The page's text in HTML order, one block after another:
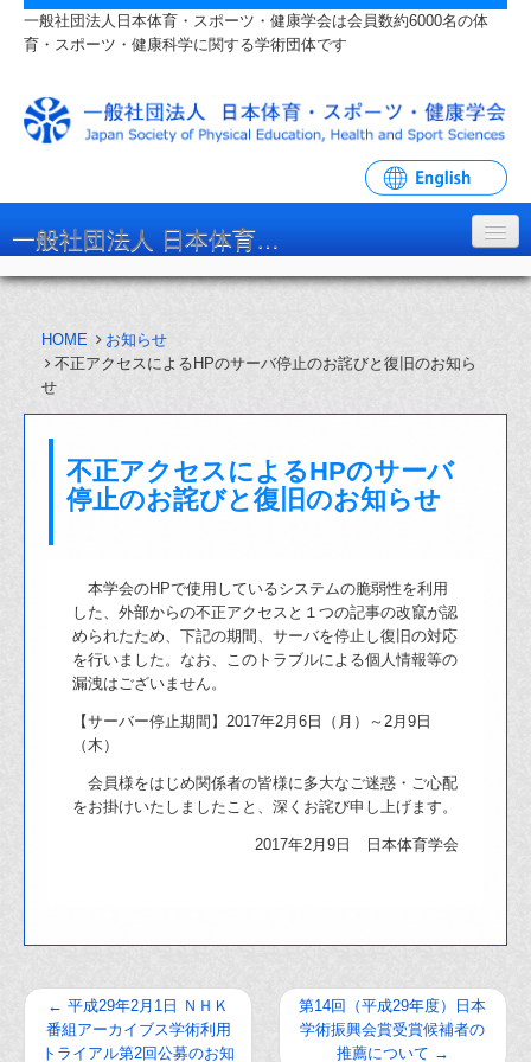
一般社団法人日本体育・スポーツ・健康学会は会員数約6000名の体
育・スポーツ・健康科学に関する学術団体です
一般社団法人 日本体育・スポーツ・健康学会
入会・各種手続
学会大会・研究会
リンク・関連団体
お問い合わせ
HOME
お知らせ
不正アクセスによるHPのサーバ停止のお詫びと復旧のお知ら
せ
不正アクセスによるHPのサーバ
停止のお詫びと復旧のお知らせ
本学会のHPで使用しているシステムの脆弱性を利用
した、外部からの不正アクセスと１つの記事の改竄が認
められたため、下記の期間、サーバを停止し復旧の対応
を行いました。なお、このトラブルによる個人情報等の
漏洩はございません。
【サーバー停止期間】2017年2月6日（月）～2月9日
（木）
会員様をはじめ関係者の皆様に多大なご迷惑・ご心配
をお掛けいたしましたこと、深くお詫び申し上げます。
2017年2月9日 日本体育学会
← 平成29年2月1日 ＮＨＫ
番組アーカイブス学術利用
トライアル第2回公募のお知
第14回（平成29年度）日本
学術振興会賞受賞候補者の
推薦について →